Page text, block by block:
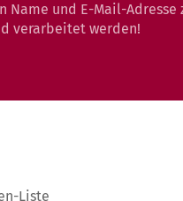
Name und E-Mail-Adresse
verarbeitet werden!
Liste